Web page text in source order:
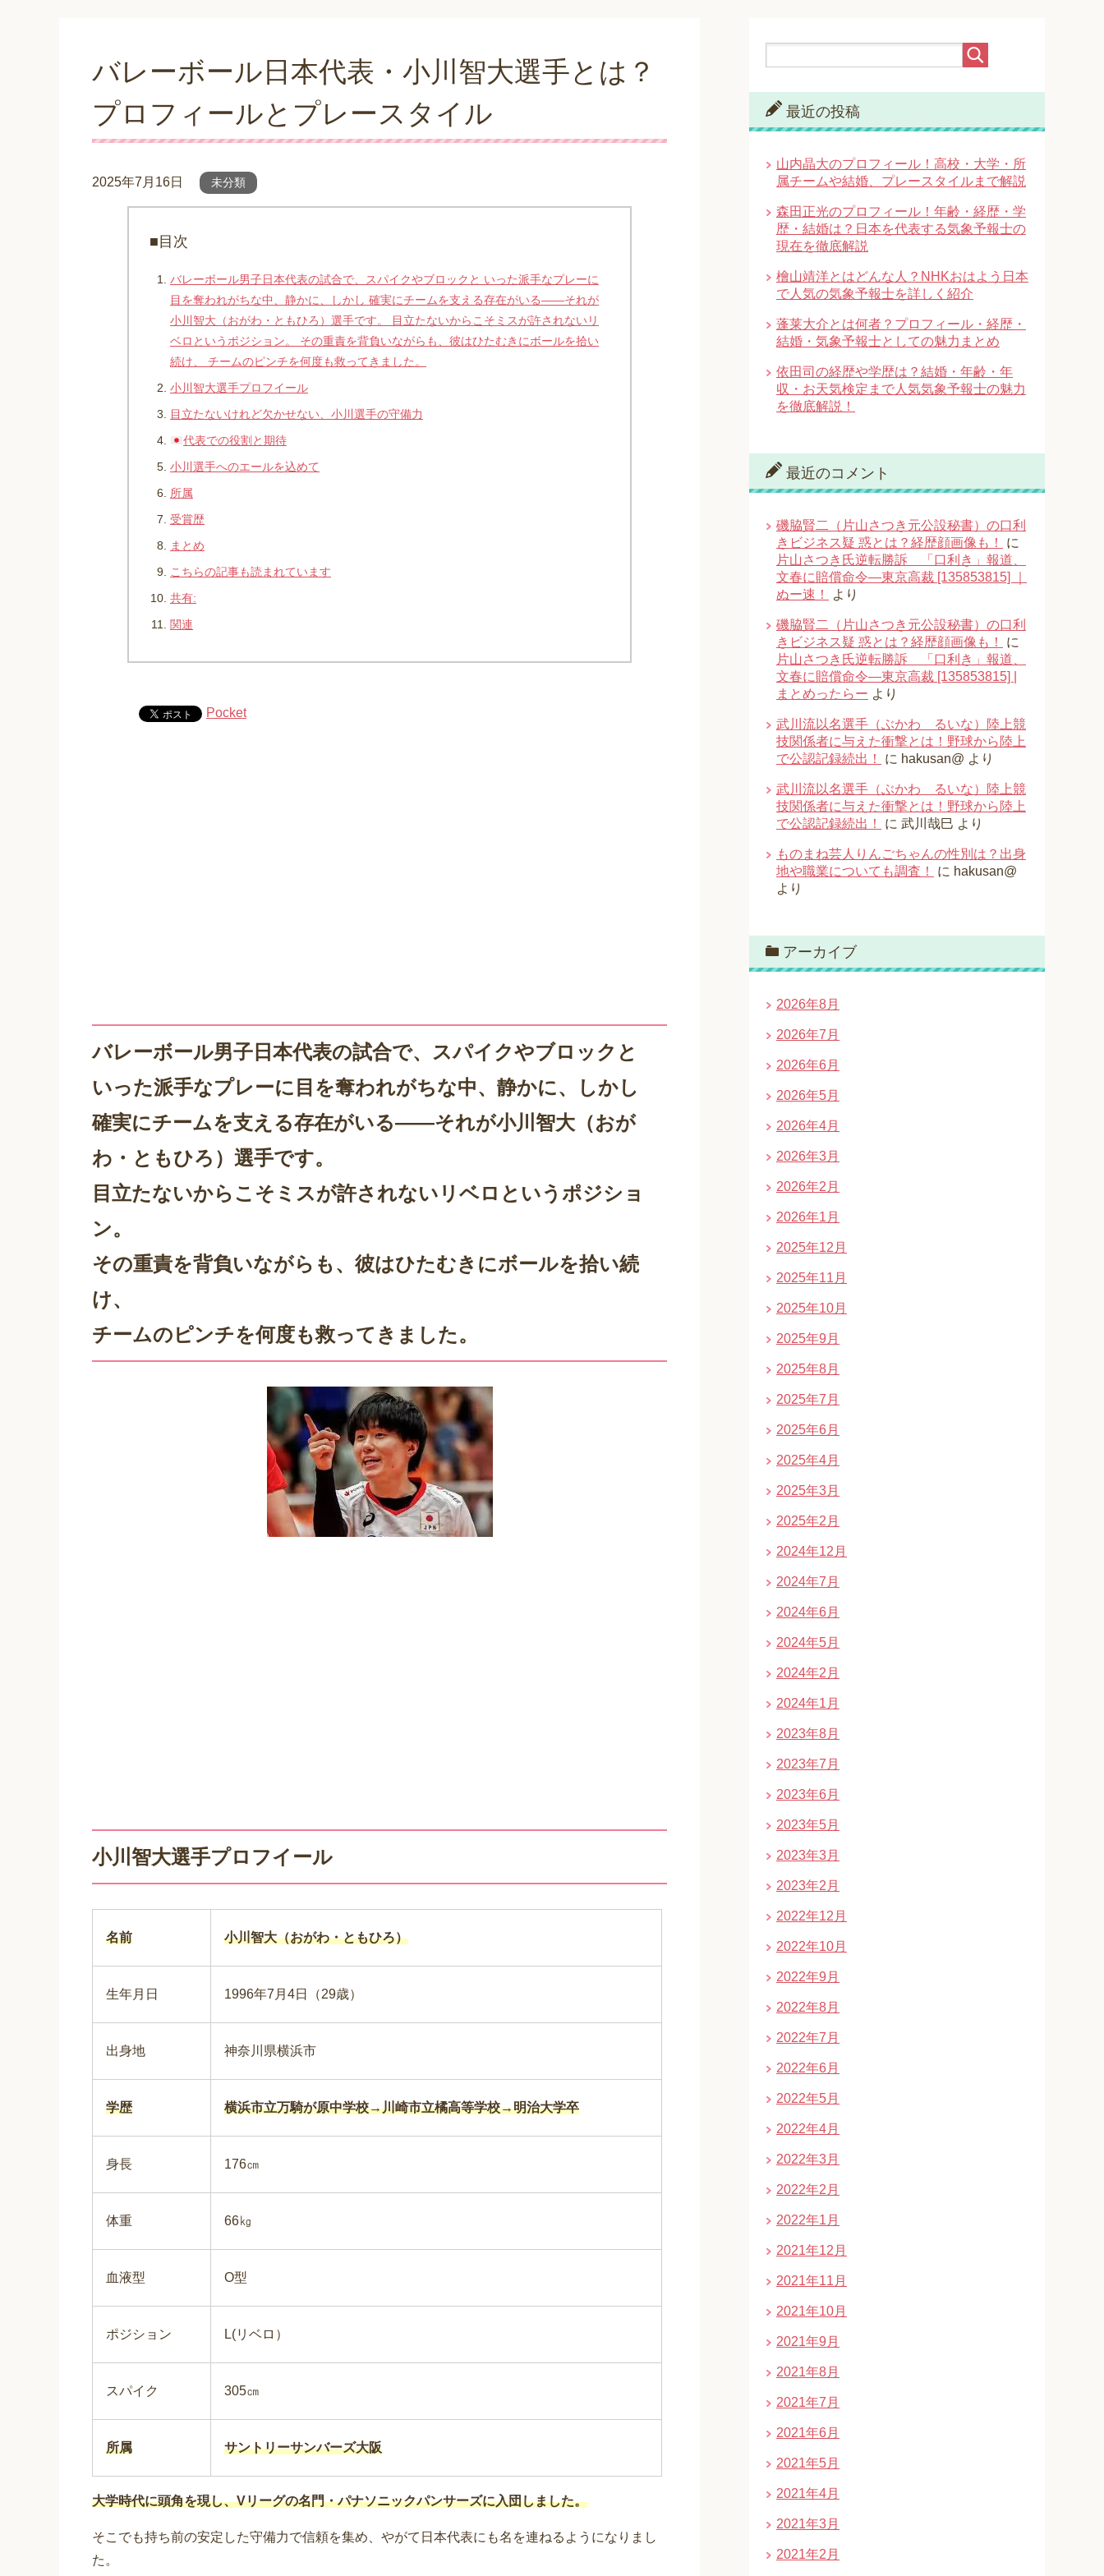
バレーボール日本代表・小川智大選手とは？
プロフィールとプレースタイル
2025年7月16日 未分類
■目次
バレーボール男子日本代表の試合で、スパイクやブロックと いった派手なプレーに
目を奪われがちな中、静かに、しかし 確実にチームを支える存在がいる――それが
小川智大（おがわ・ともひろ）選手です。 目立たないからこそミスが許されないリ
ベロというポジション。 その重責を背負いながらも、彼はひたむきにボールを拾い
続け、 チームのピンチを何度も救ってきました。
小川智大選手プロフイール
目立たないけれど欠かせない、小川選手の守備力
代表での役割と期待
小川選手へのエールを込めて
所属
受賞歴
まとめ
こちらの記事も読まれています
共有:
関連
Pocket
バレーボール男子日本代表の試合で、スパイクやブロックと
いった派手なプレーに目を奪われがちな中、静かに、しかし
確実にチームを支える存在がいる――それが小川智大（おが
わ・ともひろ）選手です。
目立たないからこそミスが許されないリベロというポジショ
ン。
その重責を背負いながらも、彼はひたむきにボールを拾い続
け、
チームのピンチを何度も救ってきました。
小川智大選手プロフイール
名前 小川智大（おがわ・ともひろ）
生年月日 1996年7月4日（29歳）
出身地 神奈川県横浜市
学歴 横浜市立万騎が原中学校→川崎市立橘高等学校→明治大学卒
身長 176㎝
体重 66㎏
血液型 O型
ポジション L(リベロ）
スパイク 305㎝
所属 サントリーサンバーズ大阪
大学時代に頭角を現し、Vリーグの名門・パナソニックパンサーズに入団しました。
そこでも持ち前の安定した守備力で信頼を集め、やがて日本代表にも名を連ねるようになりまし
た。
最近の投稿
山内晶大のプロフィール！高校・大学・所
属チームや結婚、プレースタイルまで解説
森田正光のプロフィール！年齢・経歴・学
歴・結婚は？日本を代表する気象予報士の
現在を徹底解説
檜山靖洋とはどんな人？NHKおはよう日本
で人気の気象予報士を詳しく紹介
蓬莱大介とは何者？プロフィール・経歴・
結婚・気象予報士としての魅力まとめ
依田司の経歴や学歴は？結婚・年齢・年
収・お天気検定まで人気気象予報士の魅力
を徹底解説！
最近のコメント
磯脇賢二（片山さつき元公設秘書）の口利
きビジネス疑 惑とは？経歴顔画像も！
に
片山さつき氏逆転勝訴 「口利き」報道、
文春に賠償命令―東京高裁 [135853815] ｜
ぬー速！
より
磯脇賢二（片山さつき元公設秘書）の口利
きビジネス疑 惑とは？経歴顔画像も！
に
片山さつき氏逆転勝訴 「口利き」報道、
文春に賠償命令―東京高裁 [135853815] |
まとめったらー より
武川流以名選手（ぶかわ るいな）陸上競
技関係者に与えた衝撃とは！野球から陸上
で公認記録続出！
に hakusan@ より
武川流以名選手（ぶかわ るいな）陸上競
技関係者に与えた衝撃とは！野球から陸上
で公認記録続出！
に 武川哉巳 より
ものまね芸人りんごちゃんの性別は？出身
地や職業についても調査！
に hakusan@
より
アーカイブ
2026年8月
2026年7月
2026年6月
2026年5月
2026年4月
2026年3月
2026年2月
2026年1月
2025年12月
2025年11月
2025年10月
2025年9月
2025年8月
2025年7月
2025年6月
2025年4月
2025年3月
2025年2月
2024年12月
2024年7月
2024年6月
2024年5月
2024年2月
2024年1月
2023年8月
2023年7月
2023年6月
2023年5月
2023年3月
2023年2月
2022年12月
2022年10月
2022年9月
2022年8月
2022年7月
2022年6月
2022年5月
2022年4月
2022年3月
2022年2月
2022年1月
2021年12月
2021年11月
2021年10月
2021年9月
2021年8月
2021年7月
2021年6月
2021年5月
2021年4月
2021年3月
2021年2月